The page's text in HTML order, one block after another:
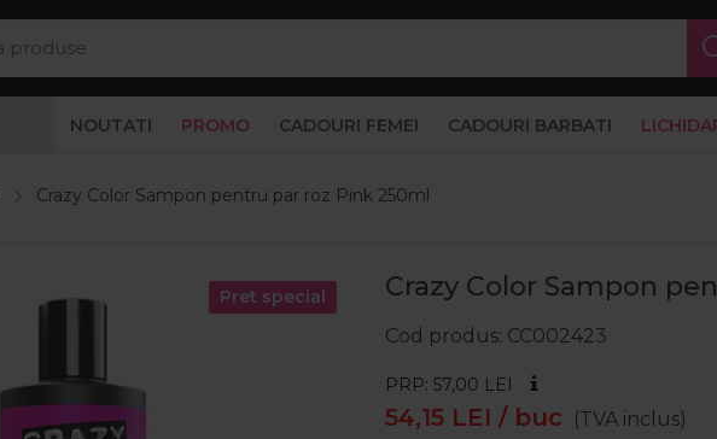
NOUTATI PROMO CADOURI FEMEI CADOURI BARBATI
Crazy Color Sampon pentru par roz Pink 250ml
Pret special Crazy Color Sampon
Cod produs CC002423
PRP: 57,00 LEI
54,15 LEI / buc (TVA inclus)